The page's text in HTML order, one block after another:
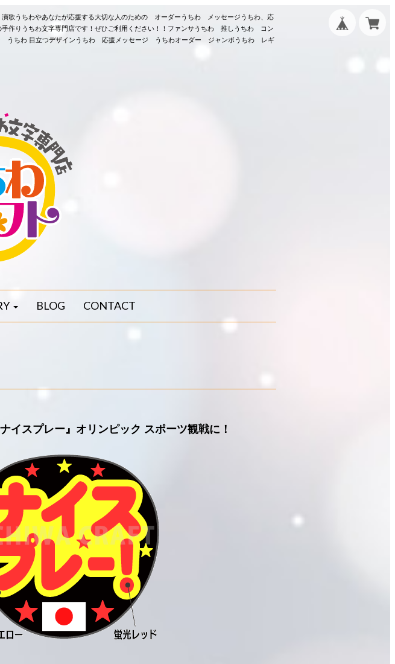
ちわやあなたが応援する大切な人のための オーダーうちわ メッセージうちわ、応
作りうちわ文字専門店です！ぜひご利用ください！！ファンサうちわ 推しうちわ コン
うちわ 目立つデザインうちわ 応援メッセージ うちわオーダー ジャンボうちわ レギ
BLOG CONTACT
イスプレー』オリンピック スポーツ観戦に！